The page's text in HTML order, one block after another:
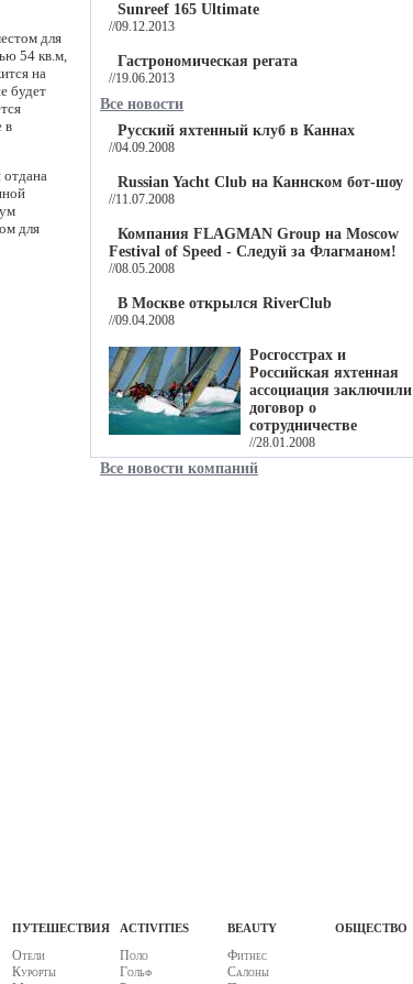
для
54 кв.м,
на
будет
в
отдана
для
Sunreef 165 Ultimate
//09.12.2013
Гастрономическая регата
//19.06.2013
Все новости
Русский яхтенный клуб в Каннах
//04.09.2008
Russian Yacht Club на Каннском бот-шоу
//11.07.2008
Компания FLAGMAN Group на Moscow
Festival of Speed - Следуй за Флагманом!
//08.05.2008
В Москве открылся RiverClub
//09.04.2008
Росгосстрах и
Российская яхтенная
ассоциация заключили
договор о
сотрудничестве
//28.01.2008
Все новости компаний
путешествия
Отели
Курорты
activities
Поло
Гольф
beauty
Фитнес
Салоны
общество